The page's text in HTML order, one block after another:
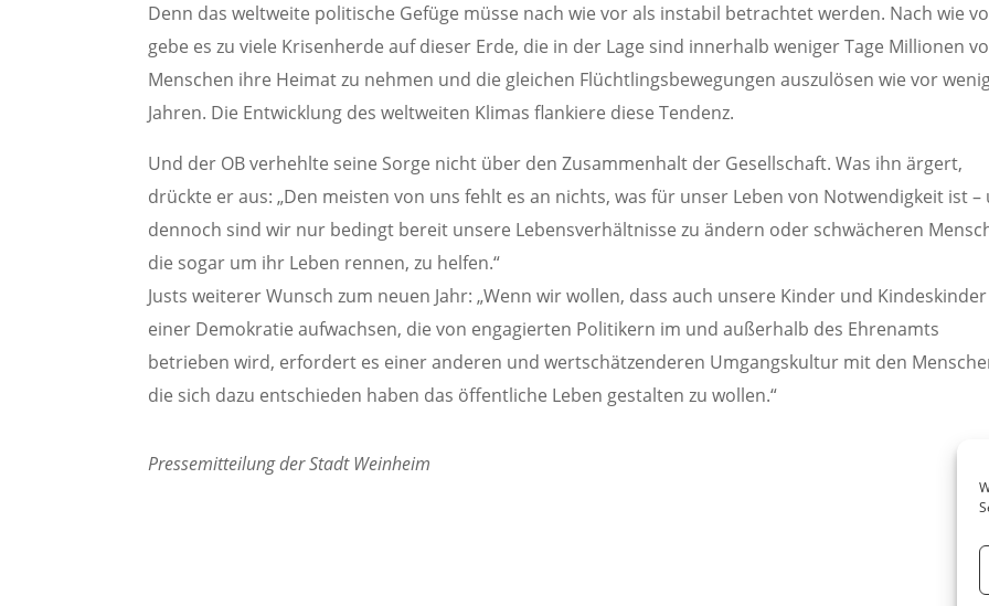
Denn das weltweite politische Gefüge müsse nach wie vor als instabil betrachtet werden. Nach wie
gebe es zu viele Krisenherde auf dieser Erde, die in der Lage sind innerhalb weniger Tage Millionen
Menschen ihre Heimat zu nehmen und die gleichen Flüchtlingsbewegungen auszulösen wie vor
Jahren. Die Entwicklung des weltweiten Klimas flankiere diese Tendenz.
Und der OB verhehlte seine Sorge nicht über den Zusammenhalt der Gesellschaft. Was ihn ärgert,
drückte er aus: „Den meisten von uns fehlt es an nichts, was für unser Leben von Notwendigkeit ist –
dennoch sind wir nur bedingt bereit unsere Lebensverhältnisse zu ändern oder schwächeren
die sogar um ihr Leben rennen, zu helfen.“
Justs weiterer Wunsch zum neuen Jahr: „Wenn wir wollen, dass auch unsere Kinder und
einer Demokratie aufwachsen, die von engagierten Politikern im und außerhalb des Ehrenamts
betrieben wird, erfordert es einer anderen und wertschätzenderen Umgangskultur mit den
die sich dazu entschieden haben das öffentliche Leben gestalten zu wollen.“
Pressemitteilung der Stadt Weinheim